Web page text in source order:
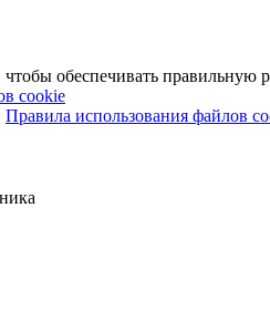
обеспечивать правильную
cookie
Правила использования файлов